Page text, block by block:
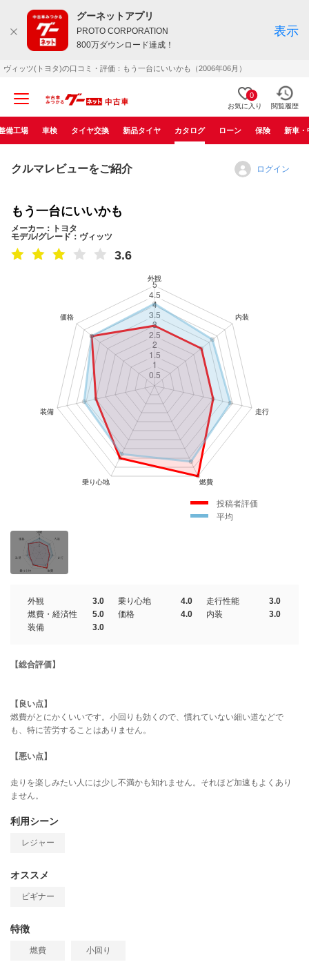
グーネットアプリ
PROTO CORPORATION
800万ダウンロード達成！
表示
ヴィッツ(トヨタ)の口コミ・評価：もう一台にいいかも（2006年06月）
0
お気に入り 閲覧履歴
備工場 車検 タイヤ交換 新品タイヤ カタログ ローン 保険 新車・
クルマレビューをご紹介 ログイン
もう一台にいいかも
メーカー：トヨタ
モデル/グレード：ヴィッツ
3.6
投稿者評価
平均
外観 3.0 乗り心地 4.0 走行性能
3.0
燃費・経済性
5.0 価格 4.0 内装
3.0
装備
3.0
【総合評価】
【良い点】
燃費がとにかくいいです。小回りも効くので、慣れていない細い道などで
も、特に苦労することはありません。
【悪い点】
走りを楽しみたい人には少し不満かも知れません。それほど加速もよくあり
ません。
利用シーン
レジャー
オススメ
ビギナー
特徴
燃費 小回り